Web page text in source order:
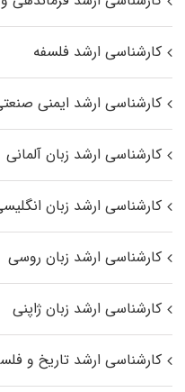
کارشناسی ارشد فلسفه
کارشناسی ارشد ایمنی
کارشناسی ارشد زبان آلمانی
کارشناسی ارشد زبان
کارشناسی ارشد زبان روسی
کارشناسی ارشد زبان ژاپنی
کارشناسی ارشد تاریخ و